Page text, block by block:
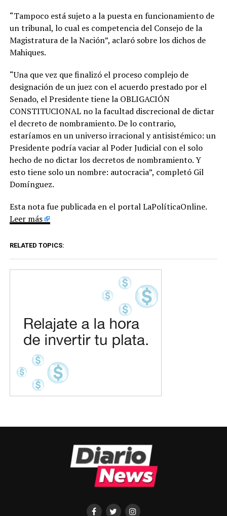
“Tampoco está sujeto a la puesta en funcionamiento de
un tribunal, lo cual es competencia del Consejo de la
Magistratura de la Nación”, aclaró sobre los dichos de
Mahiques.
“Una que vez que finalizó el proceso complejo de
designación de un juez con el acuerdo prestado por el
Senado, el Presidente tiene la OBLIGACIÓN
CONSTITUCIONAL no la facultad discrecional de dictar
el decreto de nombramiento. De lo contrario,
estaríamos en un universo irracional y antisistémico: un
Presidente podría vaciar al Poder Judicial con el solo
hecho de no dictar los decretos de nombramiento. Y
esto tiene solo un nombre: autocracia”, completó Gil
Domínguez.
Esta nota fue publicada en el portal LaPolíticaOnline.
Leer más
RELATED TOPICS: